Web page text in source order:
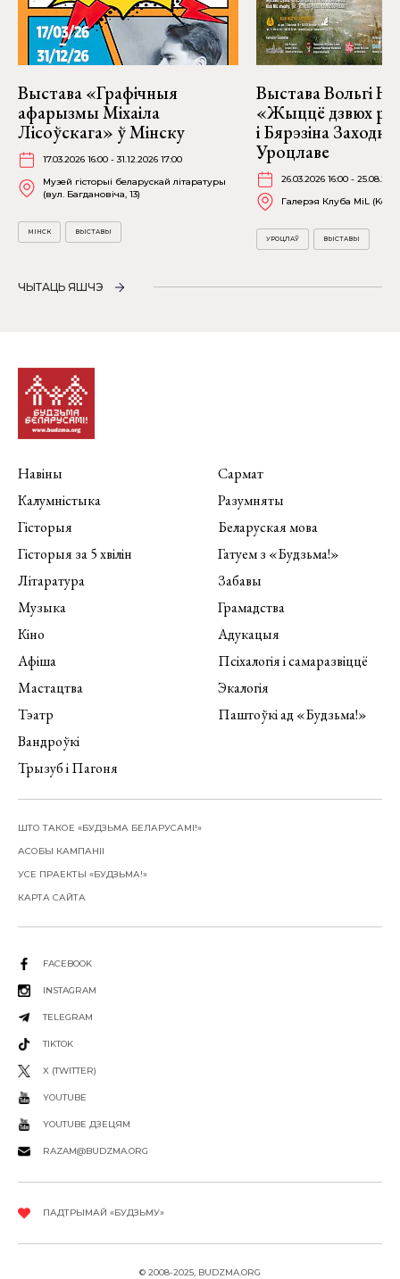
Выстава «Графічныя
афарызмы Міхаіла
Лісоўскага» ў Мінску
17.03.2026 16:00 - 31.12.2026 17:00
Музей гісторыі беларускай літаратуры
(вул. Багдановіча, 13)
МІНСК ВЫСТАВЫ
Выстава Вольгі
«Жыццё дзвюх
і Бярэзіна
Уроцлаве
26.03.2026 16:00 -
Галерэя Клуба MiL
УРОЦЛАЎ ВЫСТАВЫ
ЧЫТАЦЬ ЯШЧЭ
Навіны
Калумністыка
Гісторыя
Гісторыя за 5 хвілін
Літаратура
Музыка
Кіно
Афіша
Мастацтва
Тэатр
Вандроўкі
Трызуб і Пагоня
Сармат
Разумняты
Беларуская мова
Гатуем з «Будзьма!»
Забавы
Грамадства
Адукацыя
Псіхалогія і самаразвіццё
Экалогія
Паштоўкі ад «Будзьма!»
ШТО ТАКОЕ «БУДЗЬМА БЕЛАРУСАМІ!»
АСОБЫ КАМПАНІІ
УСЕ ПРАЕКТЫ «БУДЗЬМА!»
КАРТА САЙТА
FACEBOOK
INSTAGRAM
TELEGRAM
TIKTOK
X (TWITTER)
YOUTUBE
YOUTUBE ДЗЕЦЯМ
RAZAM@BUDZMA.ORG
ПАДТРЫМАЙ «БУДЗЬМУ»
© 2008-2025, BUDZMA.ORG